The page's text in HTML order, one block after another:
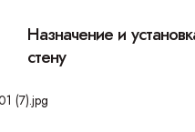
Назначение и
стену